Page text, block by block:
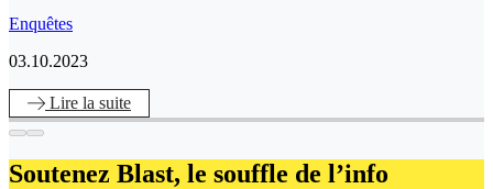
Enquêtes
03.10.2023
Lire la suite
Soutenez Blast, le souffle de l’info